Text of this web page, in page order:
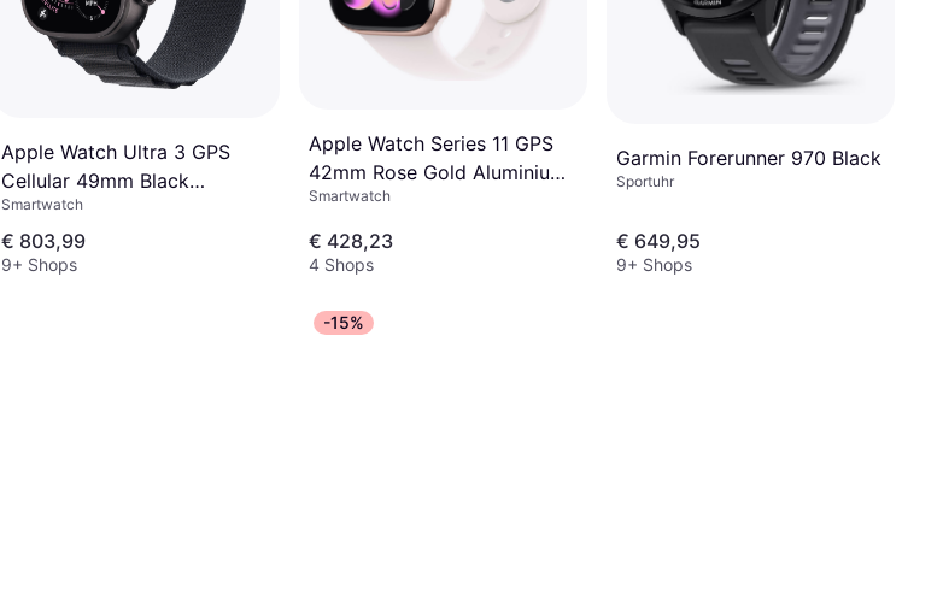
Apple Watch Ultra 3 GPS
Cellular 49mm Black
Titanium Case
Smartwatch
€ 803,99
9+ Shops
Apple Watch Series 11 GPS
42mm Rose Gold Aluminium
Case
Smartwatch
€ 428,23
4 Shops
Garmin Forerunner 970 Black
Sportuhr
€ 649,95
9+ Shops
-15%